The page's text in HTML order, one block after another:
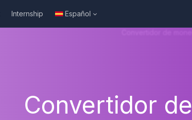
Internship Español
Convertidor